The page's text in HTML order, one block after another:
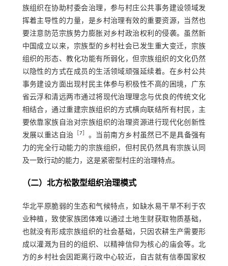
族组织在协助村委会治理，参与村庄公共事务建设领域发
挥着主导性的力量，是乡村治理有效的重要资源，当然也
要注意防范宗族势力膨胀对乡村政治权利的侵袭。虽然新
中国成立以来，宗族型的乡村社会已发生重大变迁，宗族
组织的形态、教化功能有所弱化，但宗族组织的文化仍然
以隐性的方式在成员的生活领域顽强延续着。在乡村公共
事务建设方面出现村民主体参与积极性不高的困境，广东
省云浮和清远两市通过将现代治理理念与优良的传统文化
相结合，通过重建宗族组织的方式横向联结所有村民，主
要依靠家族自治对宗族组织的治理资源进行现代化创新性
发展以重达自治
［7
。当前南方乡村虽然已不是具备强有
力的完全行动能力的宗族组织，但村民仍然具有宗族认同
及一致行动的能力，这是紧密型村庄的治理特点。
（二）北方松散型组织治理模式
华北平原脆弱的生态和气候特点，如缺水易干旱不利于农
业种植，致使家族团体难以通过土地生财获取物质基础，
也就没有形成宗族组织的社会基础，只因农耕生产需要形
成以灌溉为目的的组织、以精神信仰为核心的庙会等。北
方的乡村社会因距离行政中心较近，自古就有信奉国家权